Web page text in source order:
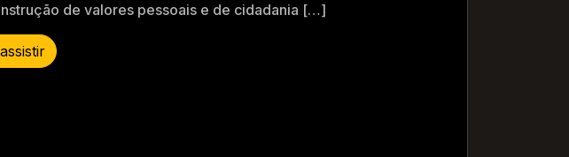
de valores pessoais e de cidadania […]
assistir